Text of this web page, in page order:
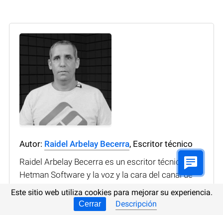
Autor: Raidel Arbelay Becerra, Escritor técnico
Raidel Arbelay Becerra es un escritor técnico de
Hetman Software y la voz y la cara del canal de
YouTube de Hetman Software: Recuperación de
datos. Escribe artículos, tutoriales y reseñas en
Este sitio web utiliza cookies para mejorar su experiencia.
Cerrar Descripción